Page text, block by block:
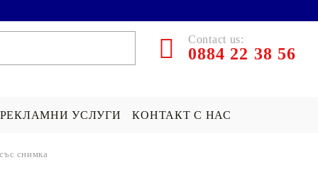
Contact us:
0884 22 38 56
РЕКЛАМНИ УСЛУГИ КОНТАКТ С НАС
снимка